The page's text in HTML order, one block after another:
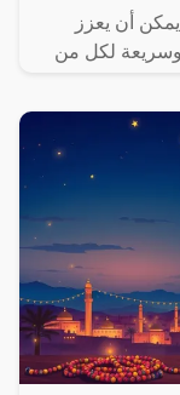
أن يعزز
لكل من